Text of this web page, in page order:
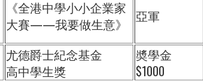
《全港中學小小企業家
大賽——我要做生意》
亞軍
尤德爵士紀念基金
高中學生獎
奬學金
$1000